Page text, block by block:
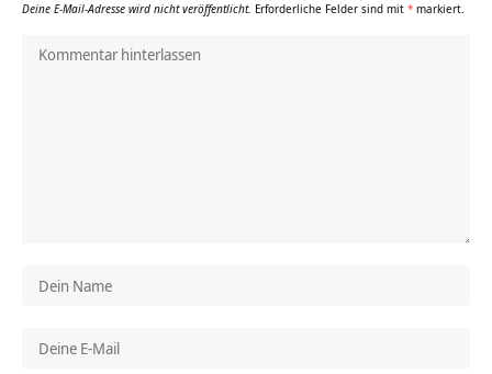
Deine E-Mail-Adresse wird nicht veröffentlicht. Erforderliche Felder sind mit * markiert.